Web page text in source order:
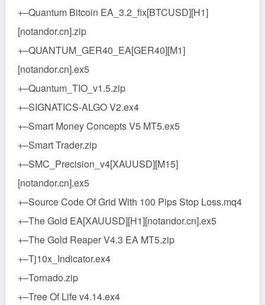
+–Quantum Bitcoin EA_3.2_fix[BTCUSD][H1]
[notandor.cn].zip
+–QUANTUM_GER40_EA[GER40][M1]
[notandor.cn].ex5
+–Quantum_TIO_v1.5.zip
+–SIGNATICS-ALGO V2.ex4
+–Smart Money Concepts V5 MT5.ex5
+–Smart Trader.zip
+–SMC_Precision_v4[XAUUSD][M15]
[notandor.cn].ex5
+–Source Code Of Grid With 100 Pips Stop Loss.mq4
+–The Gold EA[XAUUSD][H1][notandor.cn].ex5
+–The Gold Reaper V4.3 EA MT5.zip
+–Tj10x_Indicator.ex4
+–Tornado.zip
+–Tree Of Life v4.14.ex4